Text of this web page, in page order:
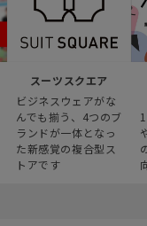
スーツスクエア
ビジネスウェアがな
んでも揃う、4つのブ
ランドが一体となっ
た新感覚の複合型ス
トアです